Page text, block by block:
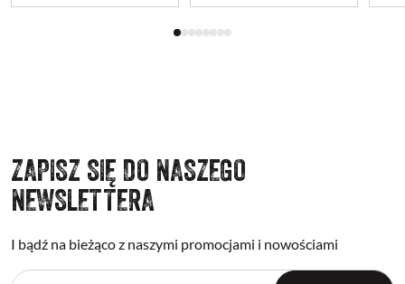
ZAPISZ SIĘ DO NASZEGO
NEWSLETTERA
I bądź na bieżąco z naszymi promocjami i nowościami